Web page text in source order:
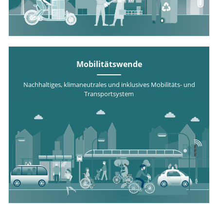
Mobilitätswende
Nachhaltiges, klimaneutrales und inklusives Mobilitäts- und
Transportsystem